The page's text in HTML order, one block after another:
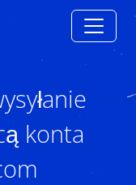
konta